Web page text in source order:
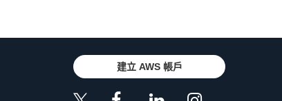
建立 AWS 帳戶